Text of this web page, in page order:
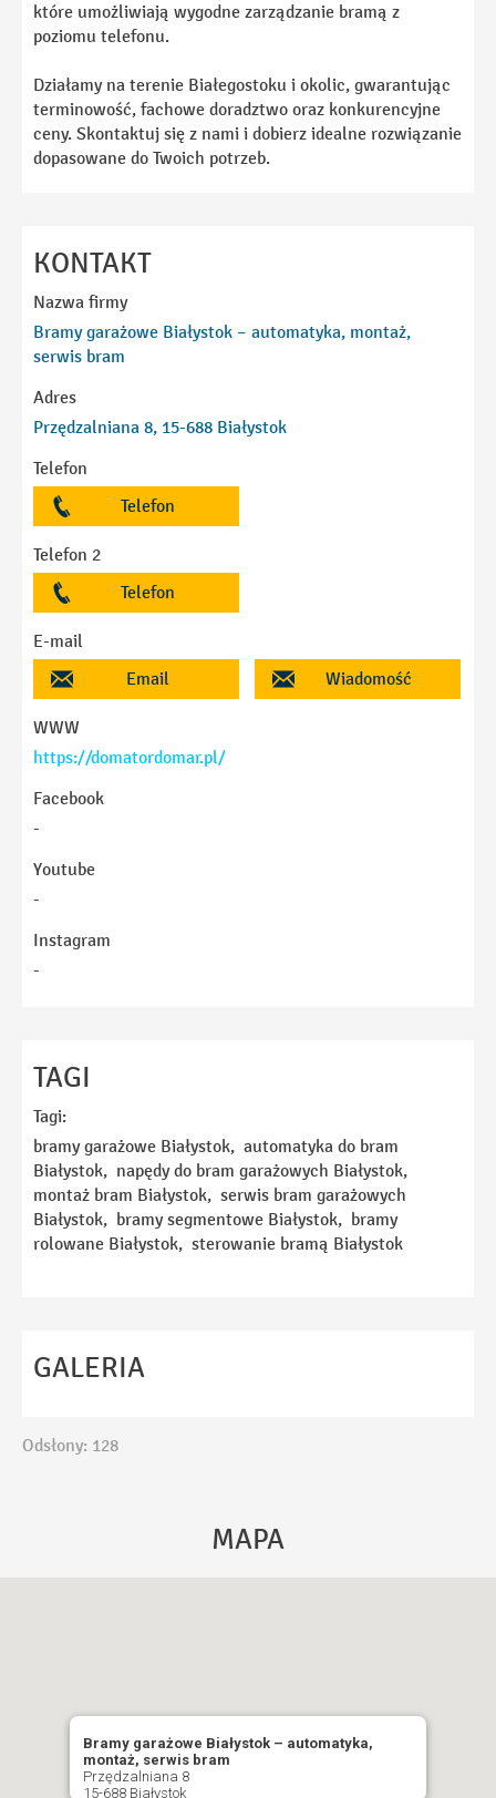
które umożliwiają wygodne zarządzanie bramą z
poziomu telefonu.
Działamy na terenie Białegostoku i okolic, gwarantując
terminowość, fachowe doradztwo oraz konkurencyjne
ceny. Skontaktuj się z nami i dobierz idealne rozwiązanie
dopasowane do Twoich potrzeb.
KONTAKT
Nazwa firmy
Bramy garażowe Białystok – automatyka, montaż,
serwis bram
Adres
Przędzalniana 8, 15-688 Białystok
Telefon
Telefon
Telefon 2
Telefon
E-mail
Email
Wiadomość
WWW
https://domatordomar.pl/
Facebook
-
Youtube
-
Instagram
-
E-mail
Telefon
Wiadomość
Ta strona używa reCAPTCHA Google. Obowiązuje
Regulamin
TAGI
Tagi:
bramy garażowe Białystok, automatyka do bram
Białystok, napędy do bram garażowych Białystok,
montaż bram Białystok, serwis bram garażowych
Białystok, bramy segmentowe Białystok, bramy
rolowane Białystok, sterowanie bramą Białystok
GALERIA
Odsłony: 128
MAPA
Bramy garażowe Białystok – automatyka,
montaż, serwis bram
Przędzalniana 8
15-688 Białystok